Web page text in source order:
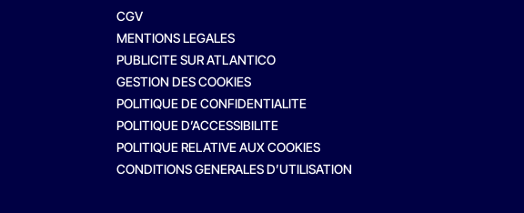
CGV
MENTIONS LEGALES
PUBLICITE SUR ATLANTICO
GESTION DES COOKIES
POLITIQUE DE CONFIDENTIALITE
POLITIQUE D’ACCESSIBILITE
POLITIQUE RELATIVE AUX COOKIES
CONDITIONS GENERALES D’UTILISATION